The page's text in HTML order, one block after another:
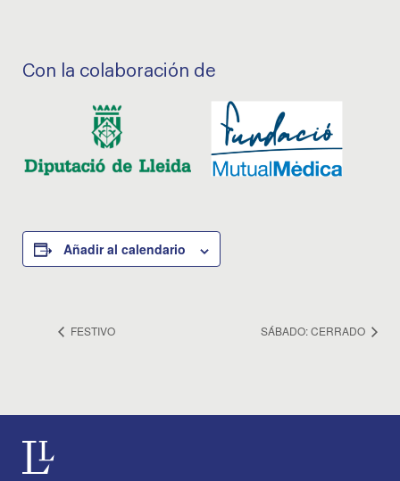
Con la colaboración de
Añadir al calendario
FESTIVO SÁBADO: CERRADO